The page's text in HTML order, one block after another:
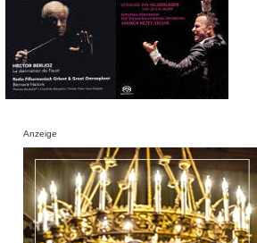
Anzeige